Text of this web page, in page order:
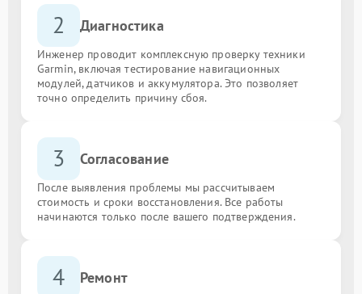
2 Диагностика
Инженер проводит комплексную проверку техники
Garmin, включая тестирование навигационных
модулей, датчиков и аккумулятора. Это позволяет
точно определить причину сбоя.
3 Согласование
После выявления проблемы мы рассчитываем
стоимость и сроки восстановления. Все работы
начинаются только после вашего подтверждения.
4 Ремонт